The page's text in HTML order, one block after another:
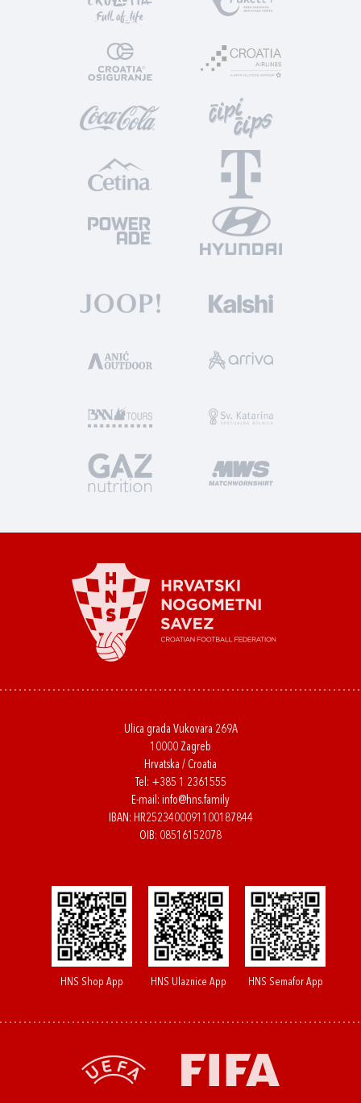
Ulica grada Vukovara 269A
10000 Zagreb
Hrvatska / Croatia
Tel: +385 1 2361555
E-mail: info@hns.family
IBAN: HR2523400091100187844
OIB: 08516152078
HNS Shop App HNS Ulaznice App HNS Semafor App